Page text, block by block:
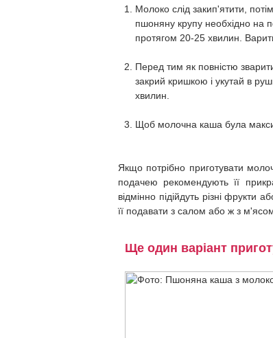
Молоко слід закип'ятити,
пшоняну крупу необхідно на
протягом 20-25 хвилин.
Перед тим як повністю
закрий кришкою і укутай в
хвилин.
Щоб молочна каша була
Якщо потрібно приготувати
подачею рекомендують її
відмінно підійдуть різні
її подавати з салом або ж з
Ще один варіант